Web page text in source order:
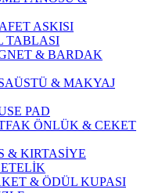
ASKISI
TABLASI
& BARDAK
& MAKYAJ
PAD
ÖNLÜK & CEKET
& KIRTASİYE
& ÖDÜL KUPASI